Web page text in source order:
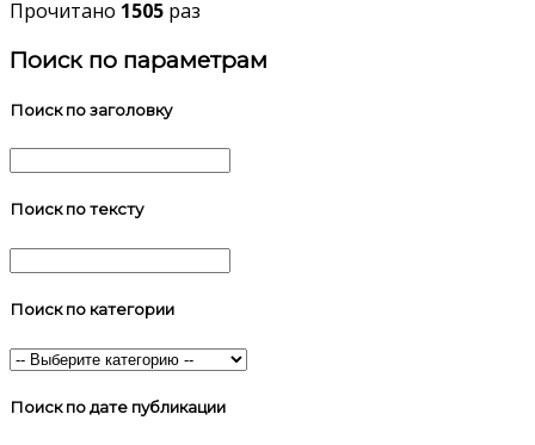
Прочитано 1505 раз
Поиск по параметрам
Поиск по заголовку
Поиск по тексту
Поиск по категории
Поиск по дате публикации